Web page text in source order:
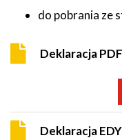
do pobrania ze
Deklaracja PDF
Deklaracja